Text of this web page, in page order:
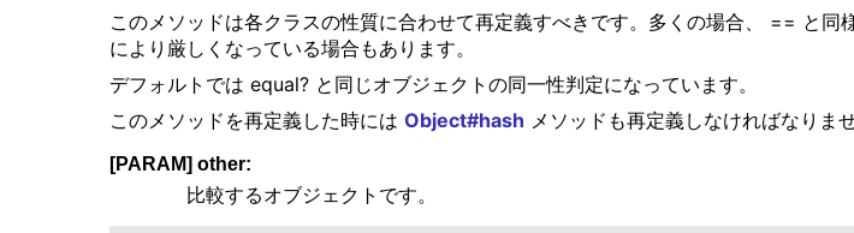
このメソッドは各クラスの性質に合わせて再定義すべきです。多くの場合、 == と
により厳しくなっている場合もあります。
デフォルトでは equal? と同じオブジェクトの同一性判定になっています。
このメソッドを再定義した時には Object#hash メソッドも再定義しなければなりませ
[PARAM] other:
比較するオブジェクトです。